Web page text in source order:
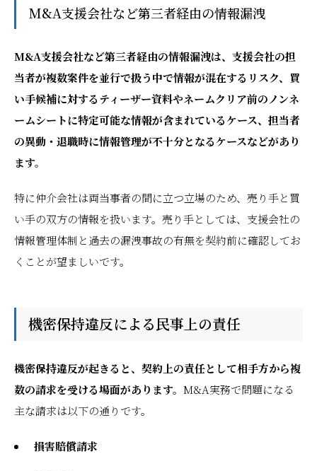
M&A支援会社など第三者経由の情報漏洩
M&A支援会社など第三者経由の情報漏洩は、支援会社の担
当者が複数案件を並行で扱う中で情報が混在するリスク、買
い手候補に対するティーザー資料やネームクリア前のノンネ
ームシートに特定可能な情報が含まれているケース、担当者
の異動・退職時に情報管理が不十分となるケースなどがあり
ます。
特に仲介会社は両当事者の間に立つ立場のため、売り手と買
い手の双方の情報を扱います。売り手としては、支援会社の
情報管理体制と過去の漏洩事故の有無を契約前に確認してお
くことが望ましいです。
機密保持違反による民事上の責任
機密保持違反が起きると、契約上の責任として相手方から複
数の請求を受ける場面があります。 M&A実務で問題になる
主な請求は以下の通りです。
損害賠償請求